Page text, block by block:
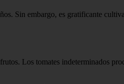
Sin embargo, es gratificante
Los tomates indeterminados